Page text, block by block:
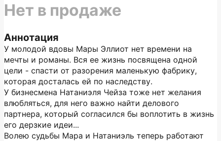
Аннотация
У молодой вдовы Мары Эллиот нет времени на
мечты и романы. Вся ее жизнь посвящена одной
цели - спасти от разорения маленькую фабрику,
которая досталась ей по наследству.
У бизнесмена Натаниэля Чейза тоже нет желания
влюбляться, для него важно найти делового
партнера, который согласился бы воплотить в жизнь
его дерзкие идеи...
Волею судьбы Мара и Натаниэль теперь работают
Нет в продаже